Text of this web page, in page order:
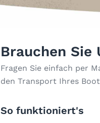
Brauchen
Fragen Sie einfach per
den Transport Ihres
So funktioniert's